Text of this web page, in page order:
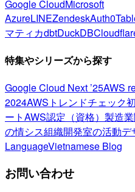
Google CloudMicrosoft
AzureLINEZendeskAuth0
マティカdbtDuckDB
特集やシリーズから探す
Google Cloud Next ’25AWS
2024AWSトレンドチェック
ートAWS認定（資格） 製造
の情シス組織開発室の活動デ
LanguageVietnamese Blog
お問い合わせ